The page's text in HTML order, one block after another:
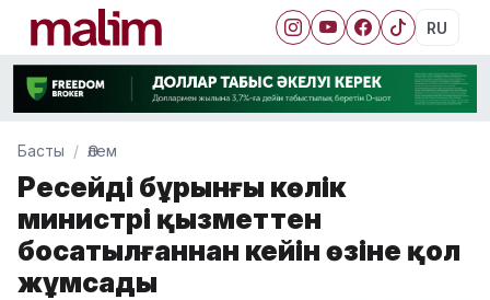
RU
Басты Әлем
Ресейдің бұрынғы көлік
министрі қызметтен
босатылғаннан кейін өзіне қол
жұмсады